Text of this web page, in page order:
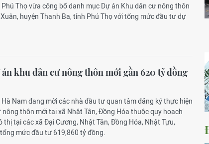
Thọ vừa công bố danh mục Dự án Khu dân cư nông thôn
huyện Thanh Ba, tỉnh Phú Thọ với tổng mức đầu tư dự
khu dân cư nông thôn mới gần 620 tỷ đồng
Nam đang mời các nhà đầu tư quan tâm đăng ký thực hiện
thôn mới tại xã Nhật Tân, Đồng Hóa thuộc quy hoạch
tại các xã Đại Cương, Nhật Tân, Đồng Hóa, Nhật Tựu,
mức đầu tư 619,860 tỷ đồng.